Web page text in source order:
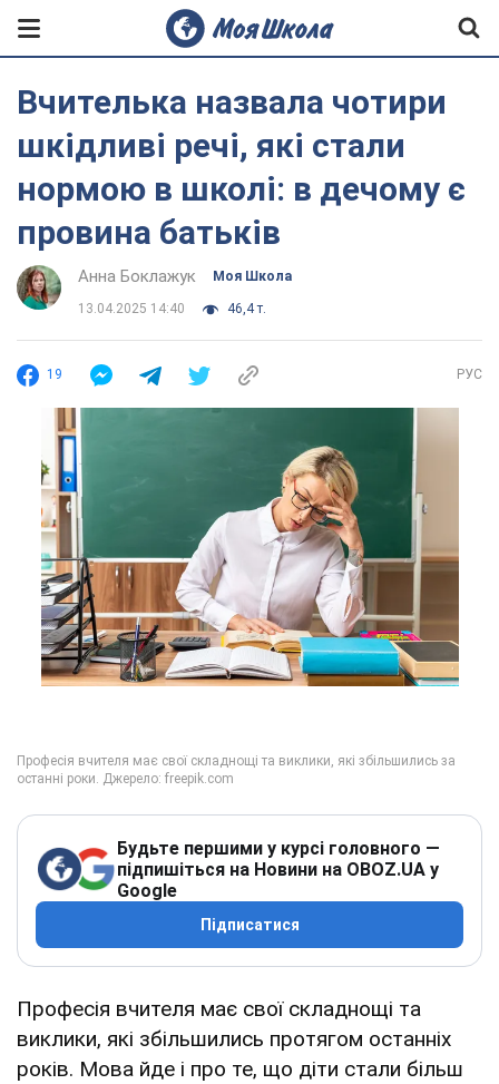
Вчителька назвала чотири
шкідливі речі, які стали
нормою в школі: в дечому є
провина батьків
Анна Боклажук Моя Школа
13.04.2025 14:40 46,4 т.
19 РУС
Будьте першими у курсі головного —
підпишіться на Новини на OBOZ.UA у
Google
Підписатися
Професія вчителя має свої складнощі та
виклики, які збільшились протягом останніх
років. Мова йде і про те, що діти стали більш